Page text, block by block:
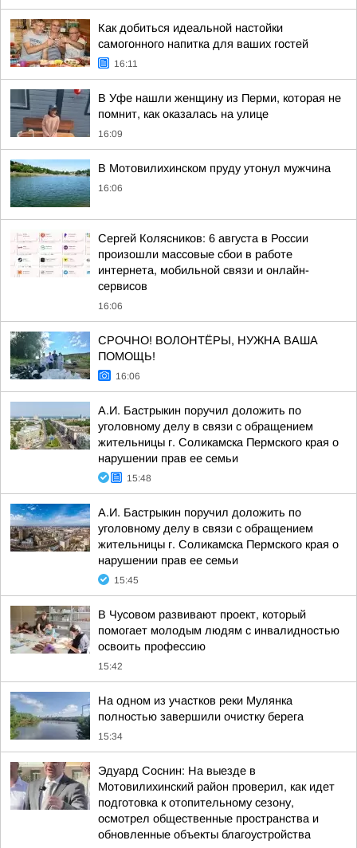
Как добиться идеальной настойки
самогонного напитка для ваших гостей
16:11
В Уфе нашли женщину из Перми, которая не
помнит, как оказалась на улице
16:09
В Мотовилихинском пруду утонул мужчина
16:06
Сергей Колясников: 6 августа в России
произошли массовые сбои в работе
интернета, мобильной связи и онлайн-
сервисов
16:06
СРОЧНО! ВОЛОНТЁРЫ, НУЖНА ВАША
ПОМОЩЬ!
16:06
А.И. Бастрыкин поручил доложить по
уголовному делу в связи с обращением
жительницы г. Соликамска Пермского края о
нарушении прав ее семьи
15:48
А.И. Бастрыкин поручил доложить по
уголовному делу в связи с обращением
жительницы г. Соликамска Пермского края о
нарушении прав ее семьи
15:45
В Чусовом развивают проект, который
помогает молодым людям с инвалидностью
освоить профессию
15:42
На одном из участков реки Мулянка
полностью завершили очистку берега
15:34
Эдуард Соснин: На выезде в
Мотовилихинский район проверил, как идет
подготовка к отопительному сезону,
осмотрел общественные пространства и
обновленные объекты благоустройства